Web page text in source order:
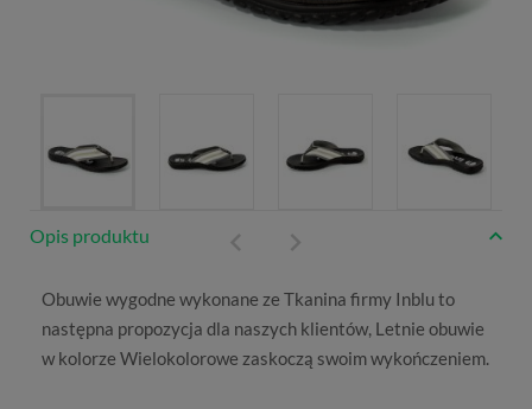
Opis produktu
Obuwie wygodne wykonane ze Tkanina firmy Inblu to
następna propozycja dla naszych klientów, Letnie obuwie
w kolorze Wielokolorowe zaskoczą swoim wykończeniem.